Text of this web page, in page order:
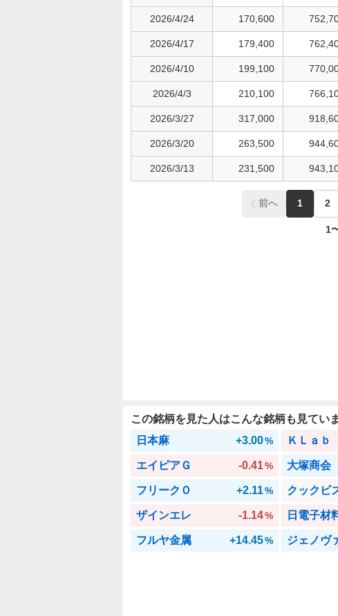
2026/4/24 170,600
2026/4/17 179,400
2026/4/10 199,100
2026/4/3 210,100
2026/3/27 317,000
2026/3/20 263,500
2026/3/13 231,500
前へ 1 2
1
この銘柄を見た人はこんな銘柄も見てい
日本麻
+3.00% ＫＬａｂ
エイピアＧ -0.41% 大塚商会
フリークＯ +2.11% クックビ
ザインエレ -1.14% 日電子材
フルヤ金属 +14.45% ジェノヴ